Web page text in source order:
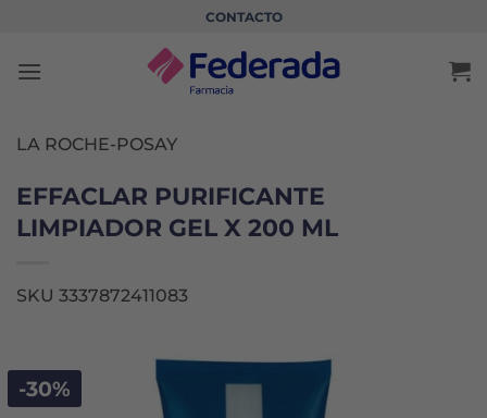
contenido
CONTACTO
LA ROCHE-POSAY
EFFACLAR PURIFICANTE
LIMPIADOR GEL X 200 ML
SKU 3337872411083
-30%